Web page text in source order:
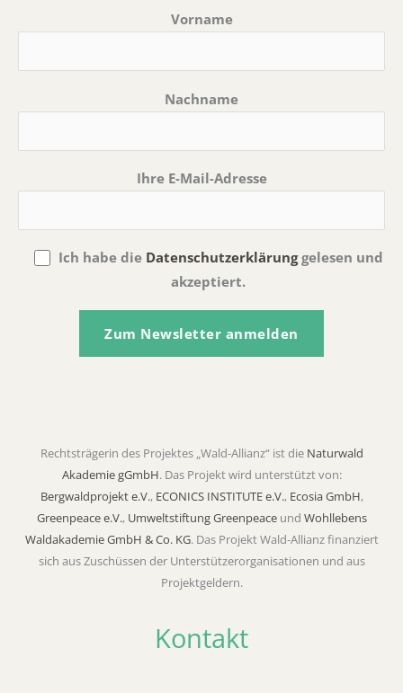
Vorname
Nachname
Ihre E-Mail-Adresse
Ich habe die Datenschutzerklärunggelesen und
akzeptiert.
Rechtsträgerin des Projektes „Wald-Allianz“ ist die Naturwald
Akademie gGmbH. Das Projekt wird unterstützt von:
Bergwaldprojekt e.V., ECONICS INSTITUTE e.V., Ecosia GmbH,
Greenpeace e.V., Umweltstiftung Greenpeaceund Wohllebens
Waldakademie GmbH & Co. KG. Das Projekt Wald-Allianz finanziert
sich aus Zuschüssen der Unterstützerorganisationen und aus
Projektgeldern.
Kontakt